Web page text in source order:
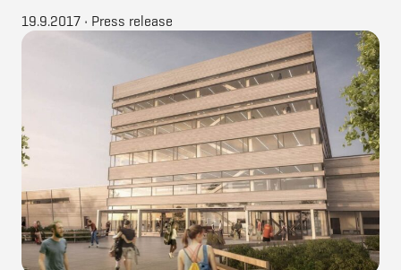
19.9.2017 • Press release